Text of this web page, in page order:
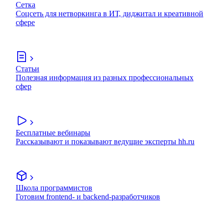
Сетка
Соцсеть для нетворкинга в ИТ, диджитал и креативной
сфере
Статьи
Полезная информация из разных профессиональных
сфер
Бесплатные вебинары
Рассказывают и показывают ведущие эксперты hh.ru
Школа программистов
Готовим frontend- и backend-разработчиков